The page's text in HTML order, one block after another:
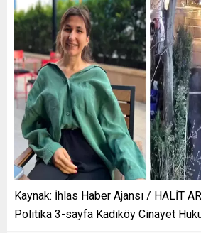
Kaynak: İhlas Haber Ajansı / HALİT
Politika 3-sayfa Kadıköy Cinayet